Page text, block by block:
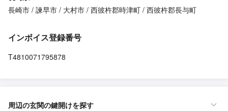
長崎市 諫早市 大村市 西彼杵郡時津町 西彼杵郡長与町
インボイス登録番号
T4810071795878
周辺の玄関の鍵開けを探す